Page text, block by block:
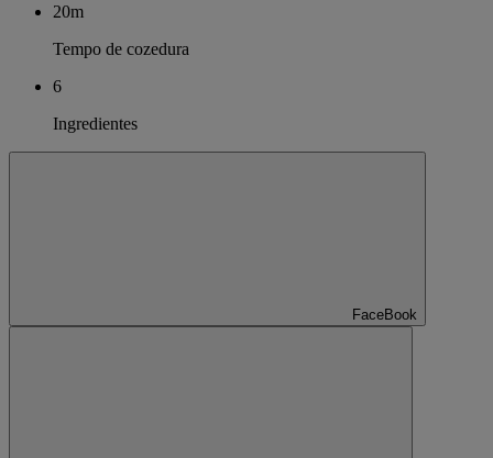
20m
Tempo de cozedura
6
Ingredientes
FaceBook